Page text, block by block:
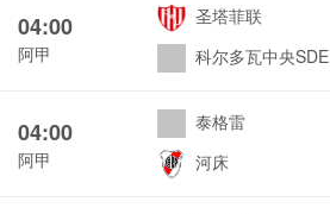
04:00
阿甲
圣塔菲联
科尔多瓦中央SDE
04:00
阿甲
泰格雷
河床